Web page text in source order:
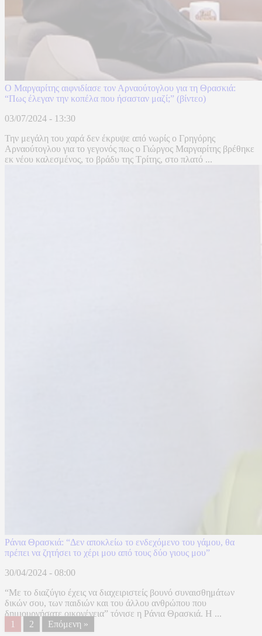
Ο Μαργαρίτης αιφνιδίασε τον Αρναούτογλου για τη Θρασκιά:
“Πως έλεγαν την κοπέλα που ήσασταν μαζί;” (βίντεο)
03/07/2024 - 13:30
Την μεγάλη του χαρά δεν έκρυψε από νωρίς ο Γρηγόρης
Αρναούτογλου για το γεγονός πως ο Γιώργος Μαργαρίτης βρέθηκε
εκ νέου καλεσμένος, το βράδυ της Τρίτης, στο πλατό ...
Ράνια Θρασκιά: “Δεν αποκλείω το ενδεχόμενο του γάμου, θα
πρέπει να ζητήσει το χέρι μου από τους δύο γιους μου”
30/04/2024 - 08:00
“Με το διαζύγιο έχεις να διαχειριστείς βουνό συναισθημάτων
δικών σου, των παιδιών και του άλλου ανθρώπου που
δημιουργήσατε οικογένεια” τόνισε η Ράνια Θρασκιά. Η ...
1
2
Επόμενη »